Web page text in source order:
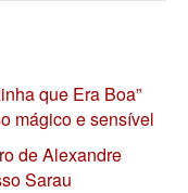
que Era Boa”
mágico e sensível
de Alexandre
Sarau